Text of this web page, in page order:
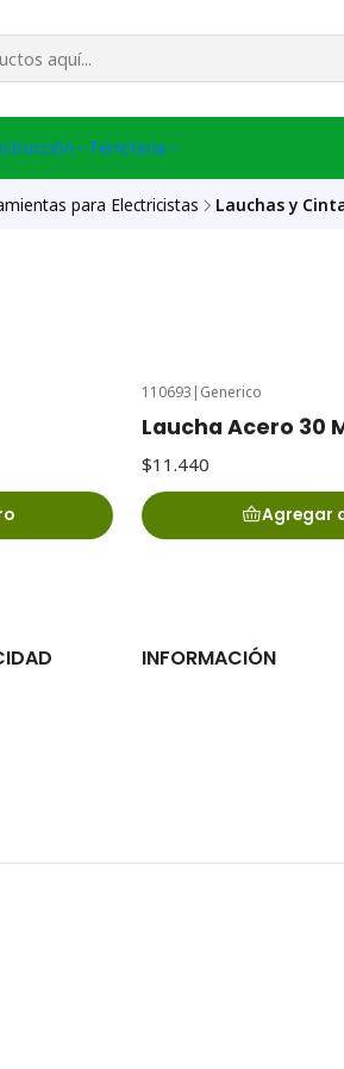
Ferreteria
para Electricistas Lauchas y
110693 | Generico
Laucha Acero 30
$11.440
Agregar
INFORMACIÓN